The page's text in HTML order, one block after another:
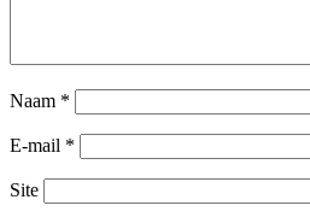
Naam *
E-mail *
Site